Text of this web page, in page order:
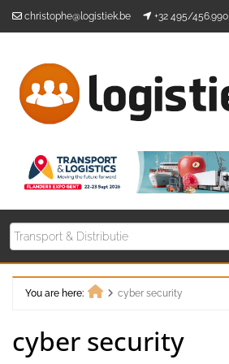
christophe@logistiek.be +32 495/456.990
You are here:
cyber security
cyber security